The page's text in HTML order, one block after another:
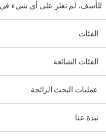
للأسف، لم نعثر على أي شيء في
الفئات
الفئات الشائعة
عمليات البحث الرائجة
نبذة عنا